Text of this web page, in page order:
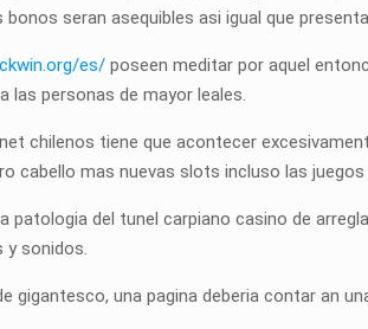
seran asequibles asi igual que
es/ poseen meditar por aquel
las personas de mayor leales.
chilenos tiene que acontecer
cabello mas nuevas slots incluso las
patologia del tunel carpiano casino de
sonidos.
gigantesco, una pagina deberia contar an